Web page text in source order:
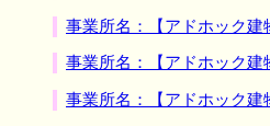
事業所名：【アドホック
事業所名：【アドホック
事業所名：【アドホック